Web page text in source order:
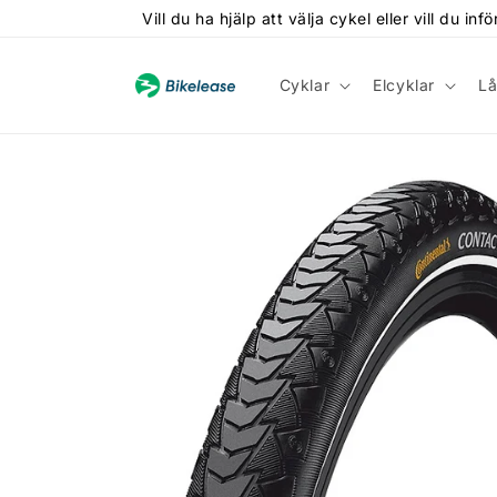
Vill du ha hjälp att välja cykel eller vill du
Cyklar Elcyklar